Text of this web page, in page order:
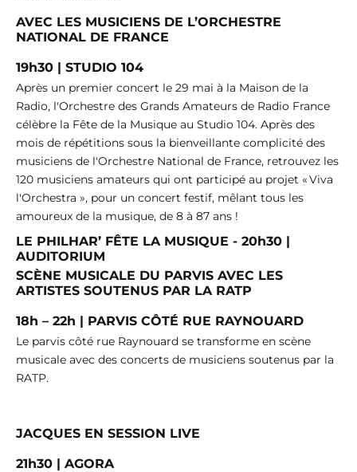
AVEC LES MUSICIENS DE L’ORCHESTRE
NATIONAL DE FRANCE
19h30 | STUDIO 104
Après un premier concert le 29 mai à la Maison de la
Radio, l'Orchestre des Grands Amateurs de Radio France
célèbre la Fête de la Musique au Studio 104. Après des
mois de répétitions sous la bienveillante complicité des
musiciens de l'Orchestre National de France, retrouvez les
120 musiciens amateurs qui ont participé au projet « Viva
l'Orchestra », pour un concert festif, mêlant tous les
amoureux de la musique, de 8 à 87 ans !
LE PHILHAR’ FÊTE LA MUSIQUE - 20h30 |
AUDITORIUM
SCÈNE MUSICALE DU PARVIS AVEC LES
ARTISTES SOUTENUS PAR LA RATP
18h – 22h | PARVIS CÔTÉ RUE RAYNOUARD
Le parvis côté rue Raynouard se transforme en scène
musicale avec des concerts de musiciens soutenus par la
RATP.
JACQUES EN SESSION LIVE
21h30 | AGORA